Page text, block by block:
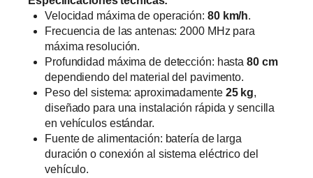
Velocidad máxima de operación: 80 km/h.
Frecuencia de las antenas: 2000 MHz para
máxima resolución.
Profundidad máxima de detección: hasta80 cm
dependiendo del material del pavimento.
Peso del sistema: aproximadamente 25 kg,
diseñado para una instalación rápida y sencilla
en vehículos estándar.
Fuente de alimentación: batería de larga
duración o conexión al sistema eléctrico del
vehículo.